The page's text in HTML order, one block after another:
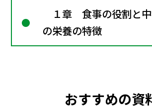
１章 食事の役割と
の栄養の特徴
おすすめの資